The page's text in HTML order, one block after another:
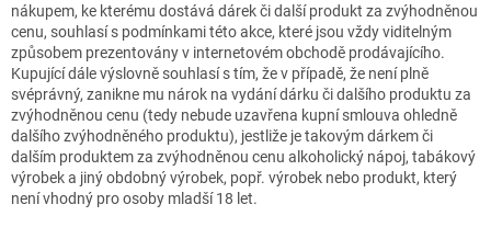
nákupem, ke kterému dostává dárek či další produkt za zvýhodněnou
cenu, souhlasí s podmínkami této akce, které jsou vždy viditelným
způsobem prezentovány v internetovém obchodě prodávajícího.
Kupující dále výslovně souhlasí s tím, že v případě, že není plně
svéprávný, zanikne mu nárok na vydání dárku či dalšího produktu za
zvýhodněnou cenu (tedy nebude uzavřena kupní smlouva ohledně
dalšího zvýhodněného produktu), jestliže je takovým dárkem či
dalším produktem za zvýhodněnou cenu alkoholický nápoj, tabákový
výrobek a jiný obdobný výrobek, popř. výrobek nebo produkt, který
není vhodný pro osoby mladší 18 let.